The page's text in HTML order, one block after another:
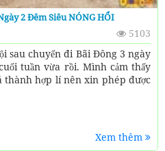
2 Đêm Siêu NÓNG HỔI
5103
sau chuyến đi Bãi Đông 3 ngày
tuần vừa rồi. Mình cảm thấy
thành hợp lí nên xin phép được
Xem thêm